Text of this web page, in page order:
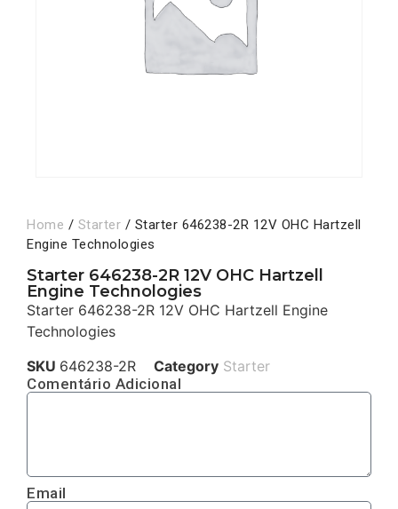
Home / Starter / Starter 646238-2R 12V OHC Hartzell
Engine Technologies
Starter 646238-2R 12V OHC Hartzell
Engine Technologies
Starter 646238-2R 12V OHC Hartzell Engine
Technologies
SKU 646238-2R Category Starter
Comentário Adicional
Email